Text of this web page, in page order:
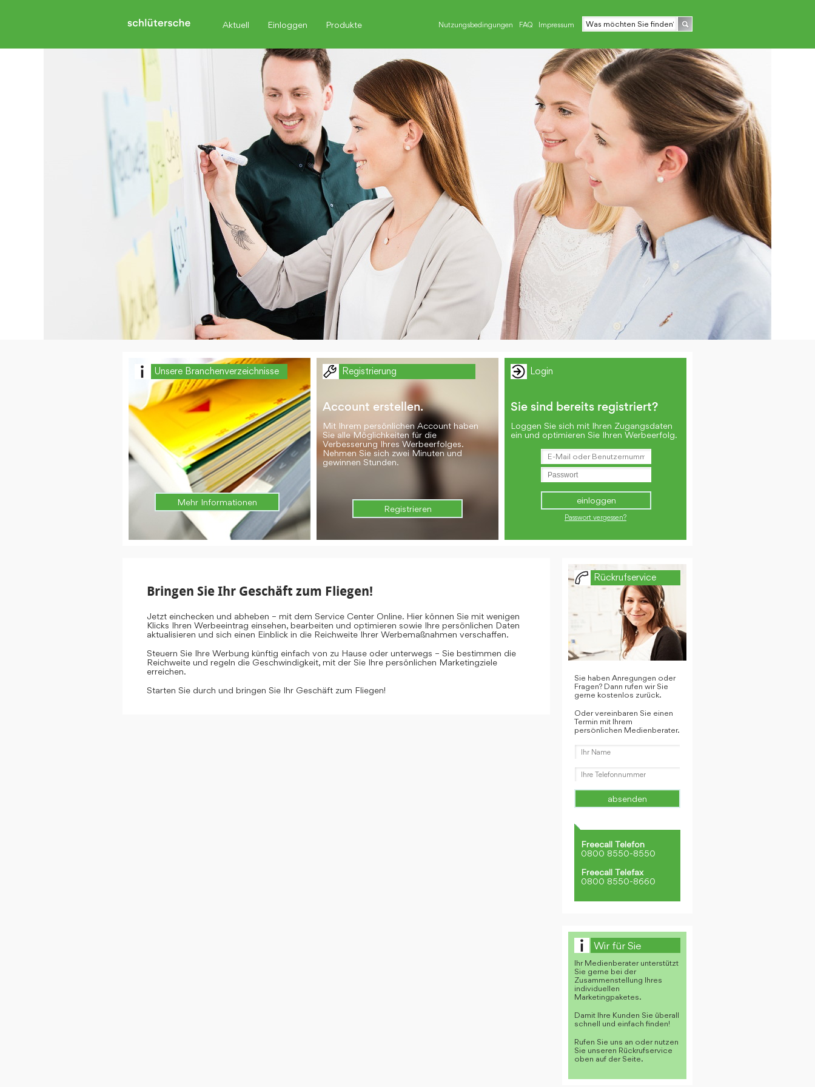
Aktuell Einloggen Produkte Nutzungsbedingungen FAQ Impressum
Unsere Branchenverzeichnisse
Mehr Informationen
Registrierung
Account erstellen.
Mit Ihrem persönlichen Account haben
Sie alle Möglichkeiten für die
Verbesserung Ihres Werbeerfolges.
Nehmen Sie sich zwei Minuten und
gewinnen Stunden.
Registrieren
Login
Sie sind bereits registriert?
Loggen Sie sich mit Ihren Zugangsdaten
ein und optimieren Sie Ihren Werbeerfolg.
Passwort vergessen?
Bringen Sie Ihr Geschäft zum Fliegen!
Jetzt einchecken und abheben – mit dem Service Center Online. Hier können Sie mit wenigen
Klicks Ihren Werbeeintrag einsehen, bearbeiten und optimieren sowie Ihre persönlichen Daten
aktualisieren und sich einen Einblick in die Reichweite Ihrer Werbemaßnahmen verschaffen.
Steuern Sie Ihre Werbung künftig einfach von zu Hause oder unterwegs – Sie bestimmen die
Reichweite und regeln die Geschwindigkeit, mit der Sie Ihre persönlichen Marketingziele
erreichen.
Starten Sie durch und bringen Sie Ihr Geschäft zum Fliegen!
Rückrufservice
Sie haben Anregungen oder
Fragen? Dann rufen wir Sie
gerne kostenlos zurück.
Oder vereinbaren Sie einen
Termin mit Ihrem
persönlichen Medienberater.
Freecall Telefon
0800 8550-8550
Freecall Telefax
0800 8550-8660
Wir für Sie
Ihr Medienberater unterstützt
Sie gerne bei der
Zusammenstellung Ihres
individuellen
Marketingpaketes.
Damit Ihre Kunden Sie überall
schnell und einfach finden!
Rufen Sie uns an oder nutzen
Sie unseren Rückrufservice
oben auf der Seite.